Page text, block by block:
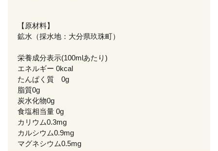
【原材料】
鉱水（採水地：大分県玖珠町）
栄養成分表示(100mlあたり)
エネルギー 0kcal
たんぱく質 0g
脂質0g
炭水化物0g
食塩相当量 0g
カリウム0.3mg
カルシウム0.9mg
マグネシウム0.5mg